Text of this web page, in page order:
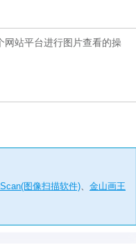
站平台进行图片查看的操
图像扫描软件)、 金山画王